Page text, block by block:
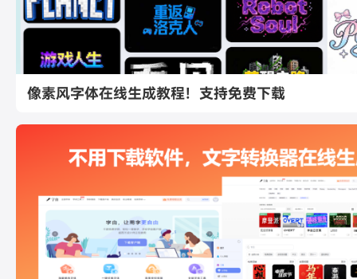
像素风字体在线生成教程！支持免费下载